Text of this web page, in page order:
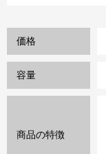
価格
容量
商品の特徴